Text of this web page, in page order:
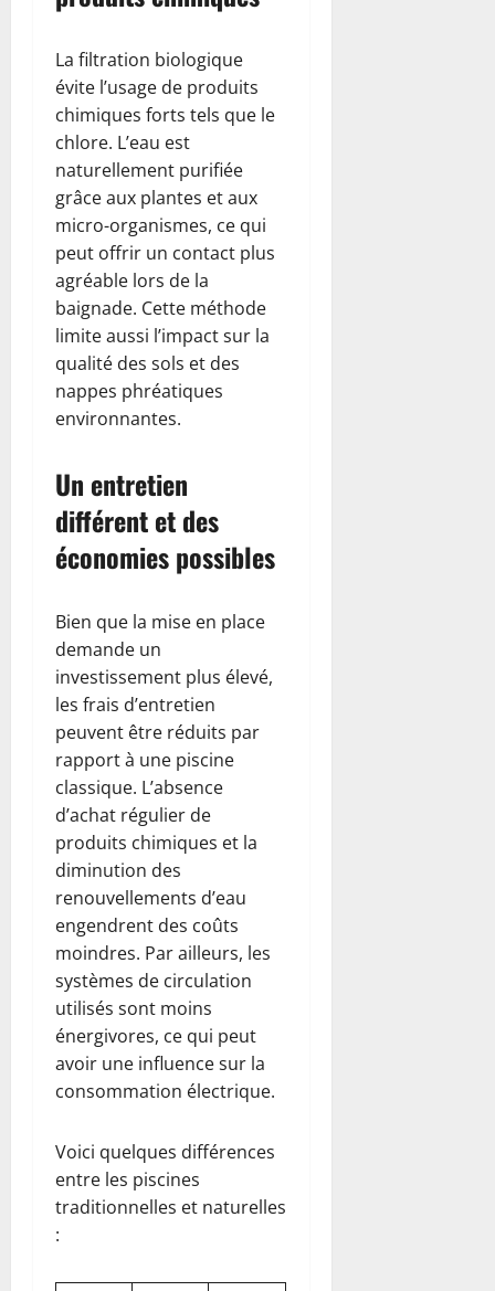
La filtration biologique
évite l’usage de produits
chimiques forts tels que le
chlore. L’eau est
naturellement purifiée
grâce aux plantes et aux
micro-organismes, ce qui
peut offrir un contact plus
agréable lors de la
baignade. Cette méthode
limite aussi l’impact sur la
qualité des sols et des
nappes phréatiques
environnantes.
Un entretien
différent et des
économies possibles
Bien que la mise en place
demande un
investissement plus élevé,
les frais d’entretien
peuvent être réduits par
rapport à une piscine
classique. L’absence
d’achat régulier de
produits chimiques et la
diminution des
renouvellements d’eau
engendrent des coûts
moindres. Par ailleurs, les
systèmes de circulation
utilisés sont moins
énergivores, ce qui peut
avoir une influence sur la
consommation électrique.
Voici quelques différences
entre les piscines
traditionnelles et naturelles
: